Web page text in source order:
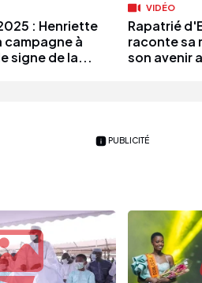
: Henriette
campagne à
signe de la...
VIDÉO
Rapatrié
raconte sa
son avenir
PUBLICITÉ